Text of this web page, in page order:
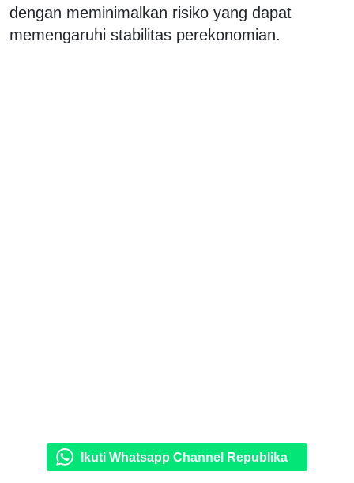
dengan meminimalkan risiko yang dapat
memengaruhi stabilitas perekonomian.
Ikuti Whatsapp Channel Republika